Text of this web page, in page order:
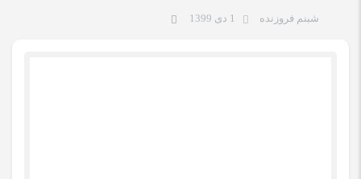
شبنم فروزنده 1 دی 1399